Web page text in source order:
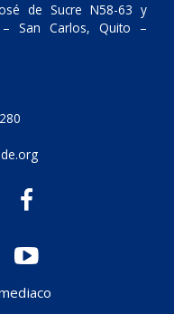
de Sucre N58-63 y
– San Carlos, Quito –